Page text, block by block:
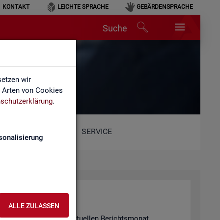
wir
von Cookies
.
ALLE ZULASSEN
KONTAKT LEICHTE SPRACHE GEBÄRDENSPRACHE
Suche
SERVICE